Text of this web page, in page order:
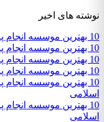
نوشته های اخیر
10 بهترین موسسه انجام پایان نامه رشته مدیریت موزه
10 بهترین موسسه انجام پایان نامه رشته مطالعات موزه
10 بهترین موسسه انجام پایان نامه رشته تاریخ هنر ایران اسلامی
10 بهترین موسسه انجام پایان نامه رشته نقاشی ایرانی
10 بهترین موسسه
اسلامی
10 بهترین موسسه
اسلامی